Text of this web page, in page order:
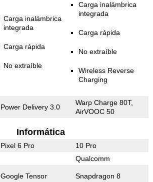
Carga inalámbrica
integrada
Carga rápida
No extraíble
Carga inalámbrica
integrada
Carga rápida
No extraíble
Wireless Reverse
Charging
Power Delivery 3.0
Warp Charge 80T,
AirVOOC 50
Informática
Pixel 6 Pro 10 Pro
Qualcomm
Google Tensor Snapdragon 8